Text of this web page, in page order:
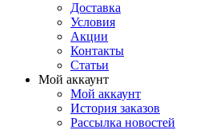
Доставка
Условия
Aкции
Контакты
Статьи
Мой аккаунт
Мой аккаунт
История заказов
Рассылка новостей